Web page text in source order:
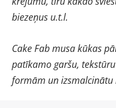
biezeņus u.t.l.
Cake Fab musa kūkas
patīkamo garšu,
formām un